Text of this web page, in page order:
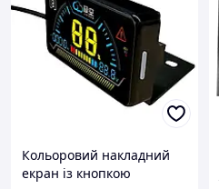
Кольоровий накладний
екран із кнопкою